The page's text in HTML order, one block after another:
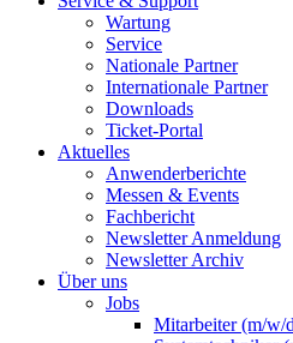
Wartung
Service
Nationale Partner
Internationale Partner
Downloads
Ticket-Portal
Aktuelles
Anwenderberichte
Messen & Events
Fachbericht
Newsletter Anmeldung
Newsletter Archiv​
Über uns
Jobs
Mitarbeiter (m/w/